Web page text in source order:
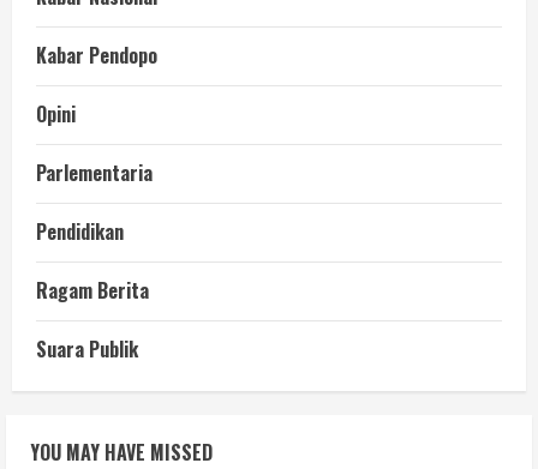
Kabar Pendopo
Opini
Parlementaria
Pendidikan
Ragam Berita
Suara Publik
YOU MAY HAVE MISSED